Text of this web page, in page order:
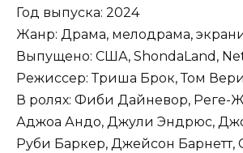
Год выпуска: 2024
Жанр: Драма, мелодрама,
Выпущено: США, ShondaLand,
Режиссер: Триша Брок, Том
В ролях: Фиби Дайневор, Реге-
Аджоа Андо, Джули Эндрюс,
Руби Баркер, Джейсон Барнетт,